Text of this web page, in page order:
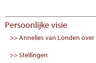
Persoonlijke visie
>> Annelies van Londen
>> Stellingen